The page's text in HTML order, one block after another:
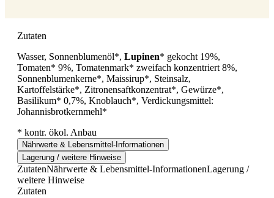
Zutaten
Wasser, Sonnenblumenöl*, Lupinen* gekocht 19%,
Tomaten* 9%, Tomatenmark* zweifach konzentriert 8%,
Sonnenblumenkerne*, Maissirup*, Steinsalz,
Kartoffelstärke*, Zitronensaftkonzentrat*, Gewürze*,
Basilikum* 0,7%, Knoblauch*, Verdickungsmittel:
Johannisbrotkernmehl*
* kontr. ökol. Anbau
Nährwerte & Lebensmittel-Informationen
Lagerung / weitere Hinweise
ZutatenNährwerte & Lebensmittel-InformationenLagerung /
weitere Hinweise
Zutaten